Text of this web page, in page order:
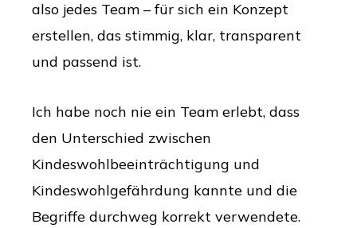
also jedes Team – für sich ein Konzept
erstellen, das stimmig, klar, transparent
und passend ist.
Ich habe noch nie ein Team erlebt, dass
den Unterschied zwischen
Kindeswohlbeeinträchtigung und
Kindeswohlgefährdung kannte und die
Begriffe durchweg korrekt verwendete.